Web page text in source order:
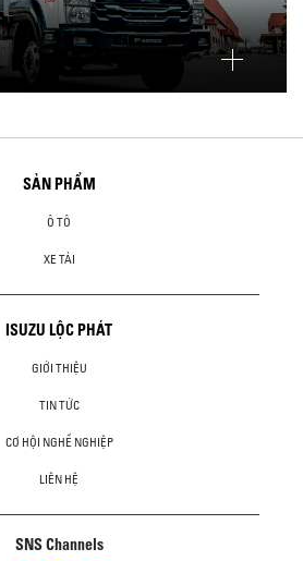
SẢN PHẨM
Ô TÔ
XE TẢI
ISUZU LỘC PHÁT
GIỚI THIỆU
TIN TỨC
CƠ HỘI NGHỀ NGHIỆP
LIÊN HỆ
SNS Channels